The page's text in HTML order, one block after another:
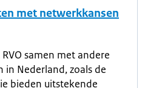
met netwerkkansen
samen met andere
Nederland, zoals de
bieden uitstekende